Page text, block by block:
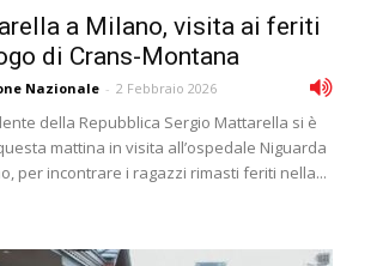
a Milano, visita ai feriti
di Crans-Montana
Nazionale - 2 Febbraio 2026
della Repubblica Sergio Mattarella si è
mattina in visita all’ospedale Niguarda
per incontrare i ragazzi rimasti feriti nella...